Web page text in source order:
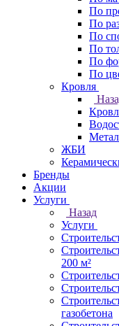
По
По
По
По
По
По
Кровля
ЖБИ
Бренды
Акции
Услуги
Назад
Услуги
200 м²
газобетона